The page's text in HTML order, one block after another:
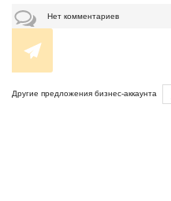
Нет комментариев
Другие предложения бизнес-аккаунта